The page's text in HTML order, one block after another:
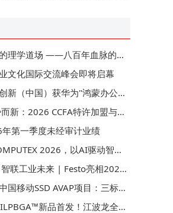
学道场 ——八百年血脉的色彩显形
文化国际交流峰会即将启幕
中国）获华为"鸿蒙办公行业先锋奖"
特许加盟与生活服务业发展大会擘画行业高质量发展新蓝图
第一季度未经审计业绩
2026，以AI驱动智能连接新未来
来 | Festo亮相2026 WOD制造业数智化博览会
AVAP项目：三标段中标，双项夺魁，总容量第一
发！江波龙全栈端侧AI存储应用亮相COMPUTEX 2026